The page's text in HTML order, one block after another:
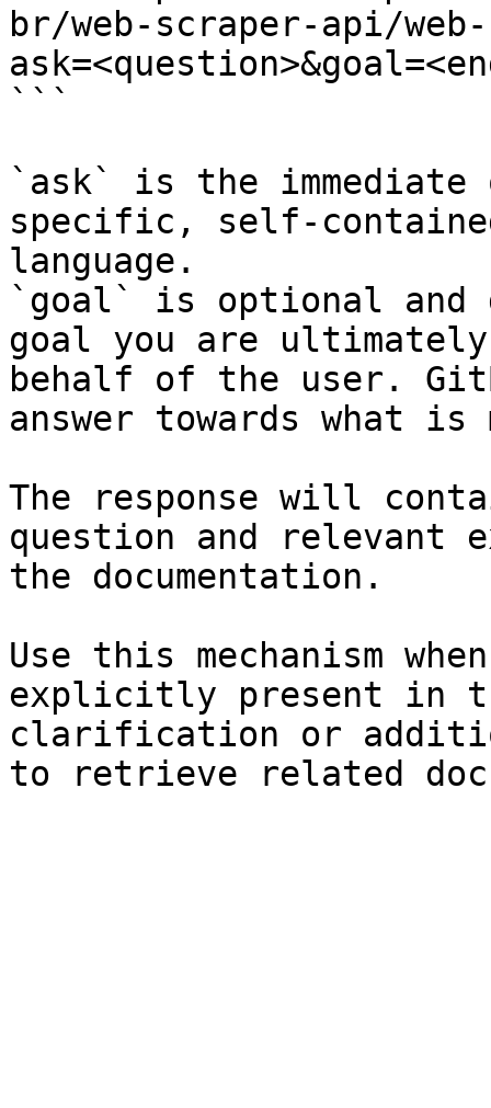
br/web-scraper-api/
```
`ask` is the
specific, self-
language.
`goal` is optional and
goal you are
behalf of the user.
answer towards what
The response will
question and relevant
the documentation.
Use this mechanism
explicitly present in
clarification or